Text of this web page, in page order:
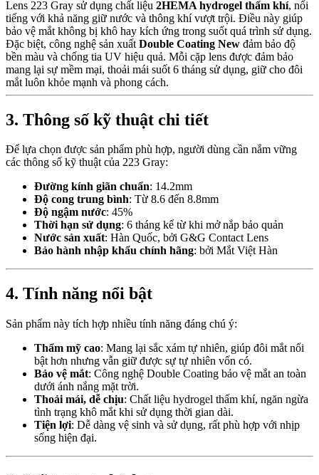
Lens 223 Gray sử dụng chất liệu 2HEMA hydrogel thấm khí, nổi
tiếng với khả năng giữ nước và thông khí vượt trội. Điều này giúp
bảo vệ mắt không bị khô hay kích ứng trong suốt quá trình sử dụng.
Đặc biệt, công nghệ sản xuất Double Coating New đảm bảo độ
bền màu và chống tia UV hiệu quả. Mỗi cặp lens được đảm bảo
mang lại sự mềm mại, thoải mái suốt 6 tháng sử dụng, giữ cho đôi
mắt luôn khỏe mạnh và phong cách.
3. Thông số kỹ thuật chi tiết
Để lựa chọn được sản phẩm phù hợp, người dùng cần nắm vững
các thông số kỹ thuật của 223 Gray:
Đường kính giãn chuẩn: 14.2mm
Độ cong trung bình: Từ 8.6 đến 8.8mm
Độ ngậm nước: 45%
Thời hạn sử dụng: 6 tháng kể từ khi mở nắp bảo quản
Nước sản xuất: Hàn Quốc, bởi G&G Contact Lens
Bảo hành nhập khẩu chính hãng: bởi Mắt Việt Hàn
4. Tính năng nổi bật
Sản phẩm này tích hợp nhiều tính năng đáng chú ý:
Thẩm mỹ cao: Mang lại sắc xám tự nhiên, giúp đôi mắt nổi
bật hơn nhưng vẫn giữ được sự tự nhiên vốn có.
Bảo vệ mắt: Công nghệ Double Coating bảo vệ mắt an toàn
dưới ánh nắng mặt trời.
Thoải mái, dễ chịu: Chất liệu hydrogel thấm khí, ngăn ngừa
tình trạng khô mắt khi sử dụng thời gian dài.
Tiện lợi: Dễ dàng vệ sinh và sử dụng, rất phù hợp với nhịp
sống hiện đại.